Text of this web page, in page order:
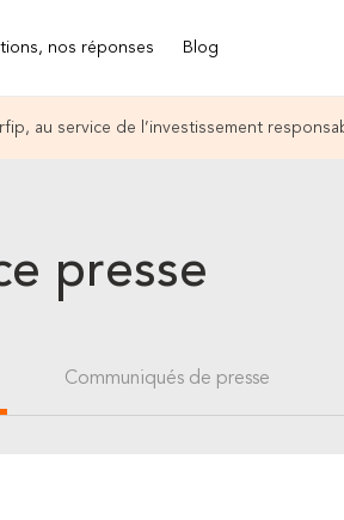
nos réponses Blog
au service de l’investissement
presse
Communiqués de presse